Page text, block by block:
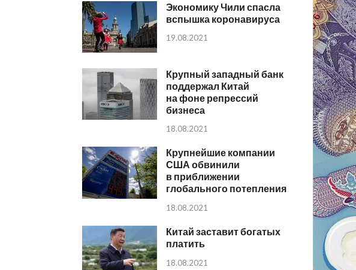
Экономику Чили спасла
вспышка коронавируса
19.08.2021
Крупный западный банк
поддержал Китай
на фоне репрессий
бизнеса
18.08.2021
Крупнейшие компании
США обвинили
в приближении
глобального потепления
18.08.2021
Китай заставит богатых
платить
18.08.2021